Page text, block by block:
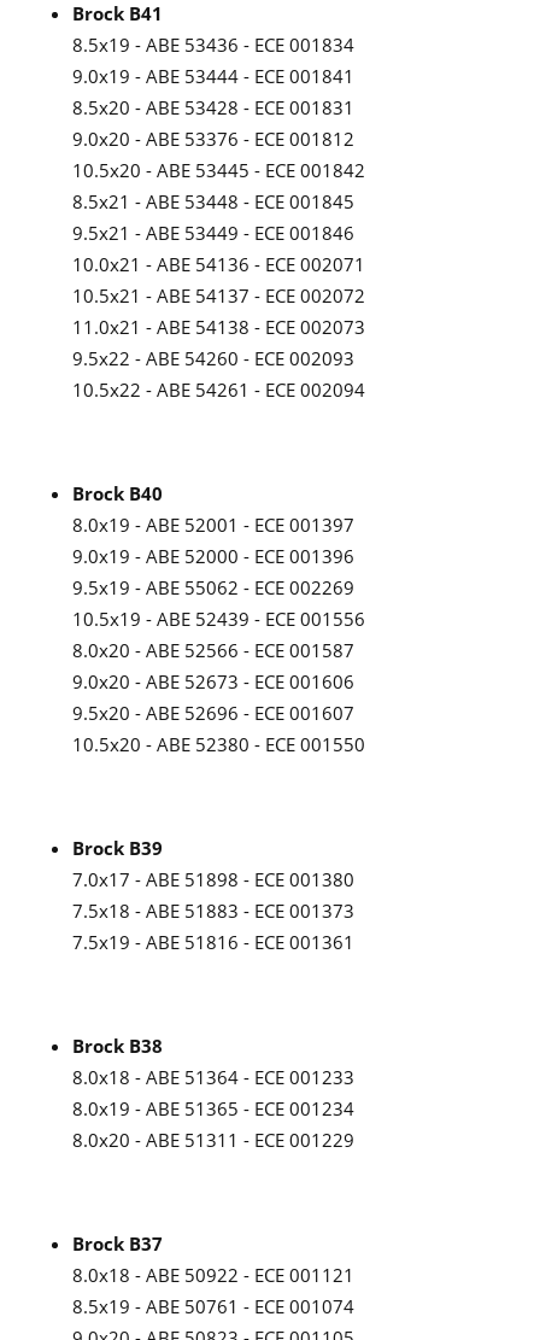
Brock B41
8.5x19 - ABE 53436 - ECE 001834
9.0x19 - ABE 53444 - ECE 001841
8.5x20 - ABE 53428 - ECE 001831
9.0x20 - ABE 53376 - ECE 001812
10.5x20 - ABE 53445 - ECE 001842
8.5x21 - ABE 53448 - ECE 001845
9.5x21 - ABE 53449 - ECE 001846
10.0x21 - ABE 54136 - ECE 002071
10.5x21 - ABE 54137 - ECE 002072
11.0x21 - ABE 54138 - ECE 002073
9.5x22 - ABE 54260 - ECE 002093
10.5x22 - ABE 54261 - ECE 002094
Brock B40
8.0x19 - ABE 52001 - ECE 001397
9.0x19 - ABE 52000 - ECE 001396
9.5x19 - ABE 55062 - ECE 002269
10.5x19 - ABE 52439 - ECE 001556
8.0x20 - ABE 52566 - ECE 001587
9.0x20 - ABE 52673 - ECE 001606
9.5x20 - ABE 52696 - ECE 001607
10.5x20 - ABE 52380 - ECE 001550
Brock B39
7.0x17 - ABE 51898 - ECE 001380
7.5x18 - ABE 51883 - ECE 001373
7.5x19 - ABE 51816 - ECE 001361
Brock B38
8.0x18 - ABE 51364 - ECE 001233
8.0x19 - ABE 51365 - ECE 001234
8.0x20 - ABE 51311 - ECE 001229
Brock B37
8.0x18 - ABE 50922 - ECE 001121
8.5x19 - ABE 50761 - ECE 001074